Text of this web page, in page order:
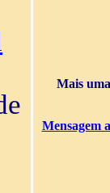
Mais
Mensagem